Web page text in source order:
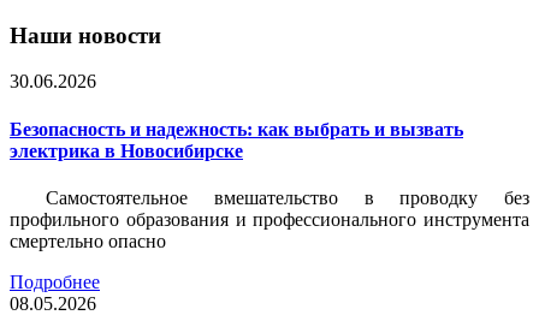
Наши новости
30.06.2026
Безопасность и надежность: как выбрать и вызвать
электрика в Новосибирске
Самостоятельное вмешательство в проводку без
профильного образования и профессионального инструмента
смертельно опасно
Подробнее
08.05.2026